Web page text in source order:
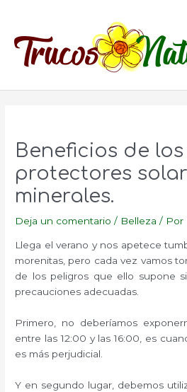
contenido
Beneficios de los
protectores
minerales.
Deja un comentario / Belleza / Por
Llega el verano y nos apetece
morenitas, pero cada vez vamos
de los peligros que ello supone
precauciones adecuadas.
Primero, no deberíamos
entre las 12:00 y las 16:00, es
es más perjudicial.
Y en segundo lugar, debemos